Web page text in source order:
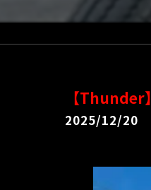
【Thunder】
2025/12/20